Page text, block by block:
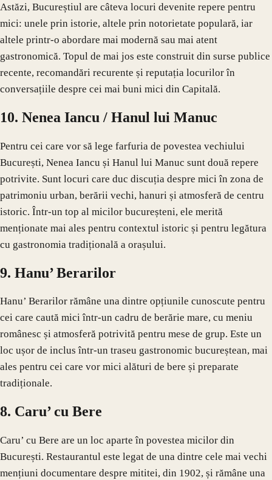
Astăzi, Bucureștiul are câteva locuri devenite repere pentru
mici: unele prin istorie, altele prin notorietate populară, iar
altele printr-o abordare mai modernă sau mai atent
gastronomică. Topul de mai jos este construit din surse publice
recente, recomandări recurente și reputația locurilor în
conversațiile despre cei mai buni mici din Capitală.
10. Nenea Iancu / Hanul lui Manuc
Pentru cei care vor să lege farfuria de povestea vechiului
București, Nenea Iancu și Hanul lui Manuc sunt două repere
potrivite. Sunt locuri care duc discuția despre mici în zona de
patrimoniu urban, berării vechi, hanuri și atmosferă de centru
istoric. Într-un top al micilor bucureșteni, ele merită
menționate mai ales pentru contextul istoric și pentru legătura
cu gastronomia tradițională a orașului.
9. Hanu’ Berarilor
Hanu’ Berarilor rămâne una dintre opțiunile cunoscute pentru
cei care caută mici într-un cadru de berărie mare, cu meniu
românesc și atmosferă potrivită pentru mese de grup. Este un
loc ușor de inclus într-un traseu gastronomic bucureștean, mai
ales pentru cei care vor mici alături de bere și preparate
tradiționale.
8. Caru’ cu Bere
Caru’ cu Bere are un loc aparte în povestea micilor din
București. Restaurantul este legat de una dintre cele mai vechi
mențiuni documentare despre mititei, din 1902, și rămâne una